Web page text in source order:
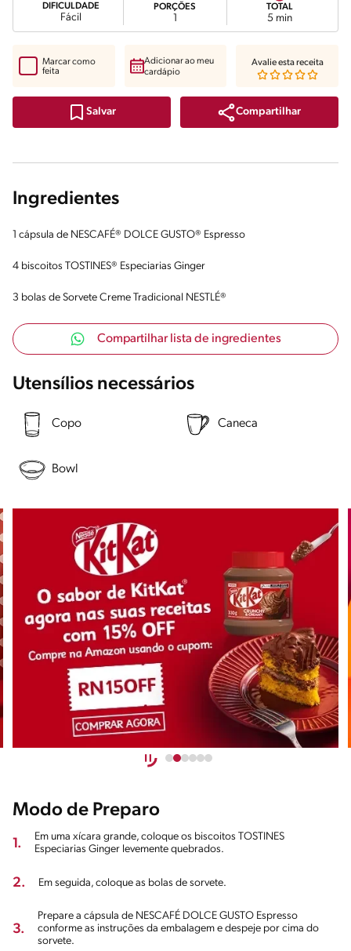
DIFICULDADE
Fácil
PORÇÕES
1
TOTAL
5 min
Salvar Compartilhar
Marcar como
feita
Adicionar ao meu
cardápio
Avalie esta receita
Ingredientes
1 cápsula de NESCAFÉ® DOLCE GUSTO® Espresso
4 biscoitos TOSTINES® Especiarias Ginger
3 bolas de Sorvete Creme Tradicional NESTLÉ®
Compartilhar lista de ingredientes
Utensílios necessários
Copo Caneca
Bowl
Modo de Preparo
1.
Em uma xícara grande, coloque os biscoitos TOSTINES
Especiarias Ginger levemente quebrados.
2. Em seguida, coloque as bolas de sorvete.
3.
Prepare a cápsula de NESCAFÉ DOLCE GUSTO Espresso
conforme as instruções da embalagem e despeje por cima do
sorvete.